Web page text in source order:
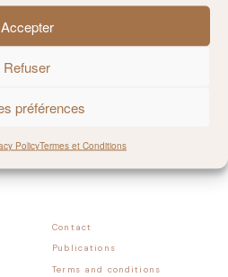
Accepter
Refuser
préférences
PolicyTermes et Conditions
Contact
Publications
Terms and conditions
CONTACT